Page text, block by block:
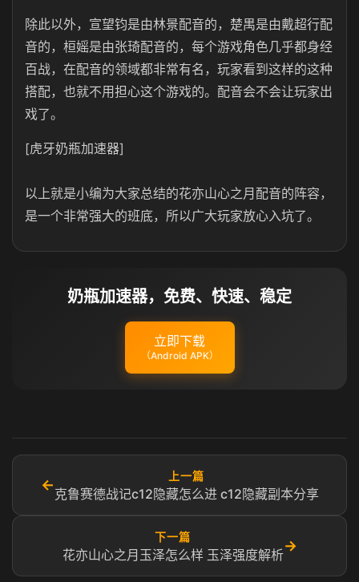
除此以外，宣望钧是由林景配音的，楚禺是由戴超行配
音的，桓媱是由张琦配音的，每个游戏角色几乎都身经
百战，在配音的领域都非常有名，玩家看到这样的这种
搭配，也就不用担心这个游戏的。配音会不会让玩家出
戏了。
[虎牙奶瓶加速器]
以上就是小编为大家总结的花亦山心之月配音的阵容，
是一个非常强大的班底，所以广大玩家放心入坑了。
奶瓶加速器，免费、快速、稳定
立即下载
（Android APK）
←
上一篇
克鲁赛德战记c12隐藏怎么进 c12隐藏副本分享
下一篇
花亦山心之月玉泽怎么样 玉泽强度解析
→